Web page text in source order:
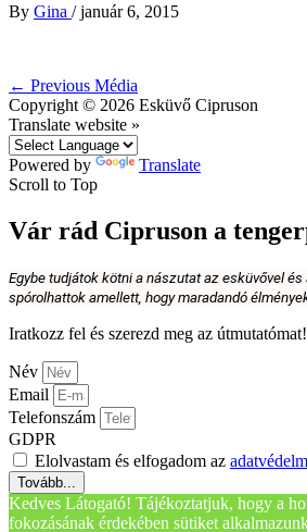
By Gina /január 6, 2015
← Previous Média
Copyright © 2026 Esküvő Cipruson
Translate website »
Powered by
Translate
Scroll to Top
Vár rád Cipruson a
Egybe tudjátok kötni a nászutat az esküvővel
spórolhattok amellett, hogy maradandó
Iratkozz fel és szerezd meg az útmutatómat!
Név
Email
Telefonszám
GDPR
Elolvastam és elfogadom az
Tovább...
Kedves Látogató! Tájékoztatjuk, hogy a
fokozásának érdekében sütiket